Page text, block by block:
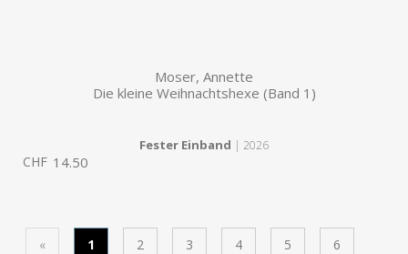
Moser, Annette
Die kleine Weihnachtshexe (Band 1)
Fester Einband | 2026
CHF 14.50
« 1 2 3 4 5 6